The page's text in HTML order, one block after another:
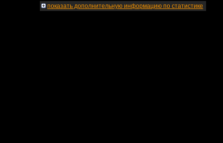
показать дополнительную информацию по статистике